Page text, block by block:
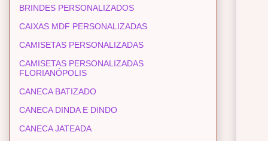
BRINDES PERSONALIZADOS
CAIXAS MDF PERSONALIZADAS
CAMISETAS PERSONALIZADAS
CAMISETAS PERSONALIZADAS
FLORIANÓPOLIS
CANECA BATIZADO
CANECA DINDA E DINDO
CANECA JATEADA